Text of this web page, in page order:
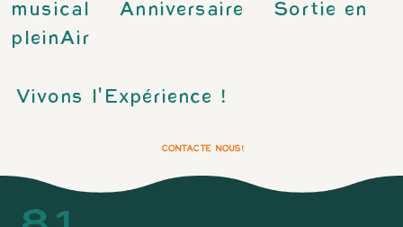
musical Anniversaire Sortie en
pleinAir
Vivons l'Expérience !
CONTACTE NOUS!